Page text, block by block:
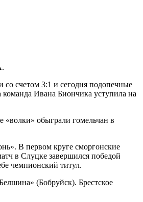
счетом 3:1 и сегодня подопечные
Ивана Биончика уступила на
«волки» обыграли гомельчан в
В первом круге сморгонские
в Слуцке завершился победой
чемпионский титул.
(Бобруйск). Брестское